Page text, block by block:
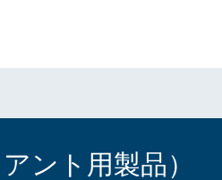
ント用製品）